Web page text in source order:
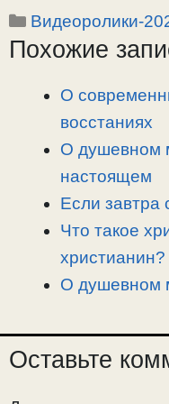
p
y
l
e
r
c
e
o
п
р
в
Рубрики
Видеоролики-
Похожие
О
восстаниях
О душевном
настоящем
Если завтра
Что такое
христианин?
О душевном
Оставьте